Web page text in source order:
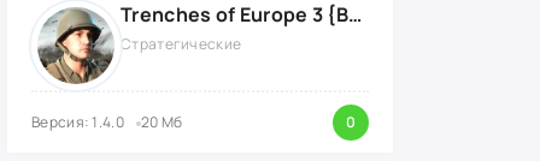
Trenches of Europe 3 {ВЗЛОМ: много денег}
Стратегические
Версия: 1.4.0 20 Мб 0